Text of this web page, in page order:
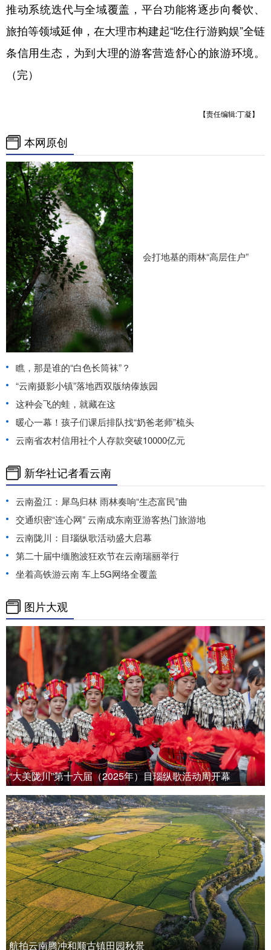
推动系统迭代与全域覆盖，平台功能将逐步向餐饮、
旅拍等领域延伸，在大理市构建起“吃住行游购娱”全链
条信用生态，为到大理的游客营造舒心的旅游环境。
（完）
【责任编辑:丁凝】
本网原创
会打地基的雨林“高层住户”
瞧，那是谁的“白色长筒袜”？
“云南摄影小镇”落地西双版纳傣族园
这种会飞的蛙，就藏在这
暖心一幕！孩子们课后排队找“奶爸老师”梳头
云南省农村信用社个人存款突破10000亿元
新华社记者看云南
云南盈江：犀鸟归林 雨林奏响“生态富民”曲
交通织密“连心网” 云南成东南亚游客热门旅游地
云南陇川：目瑙纵歌活动盛大启幕
第二十届中缅胞波狂欢节在云南瑞丽举行
坐着高铁游云南 车上5G网络全覆盖
图片大观
“大美陇川”第十六届（2025年）目瑙纵歌活动周开幕
航拍云南腾冲和顺古镇田园秋景